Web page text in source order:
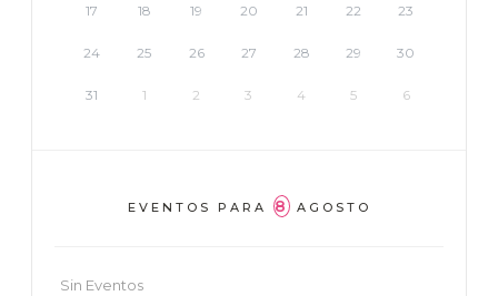
17 18 19 20 21 22 23
24 25 26 27 28 29 30
31 1 2 3 4 5 6
EVENTOS PARA 8AGOSTO
Sin Eventos